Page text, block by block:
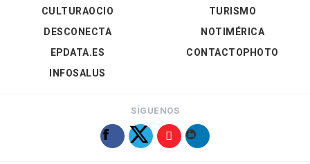
CULTURAOCIO
DESCONECTA
EPDATA.ES
INFOSALUS
TURISMO
NOTIMÉRICA
CONTACTOPHOTO
SÍGUENOS